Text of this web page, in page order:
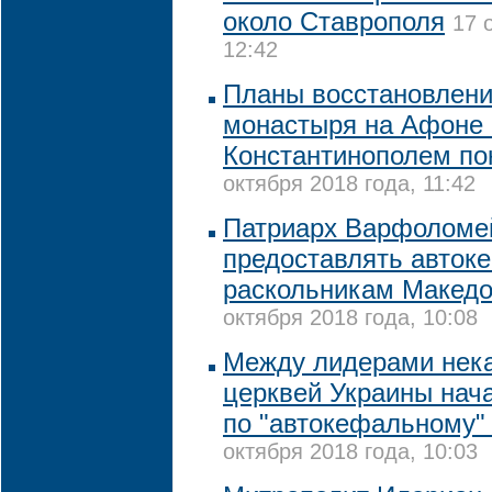
около Ставрополя 17
12:42
Планы
монастыря на Афоне
Константинополем
октября 2018 года, 11:42
Патриарх
предоставлять
раскольникам
октября 2018 года, 10:08
Между лидерами
церквей Украины
по
октября 2018 года, 10:03